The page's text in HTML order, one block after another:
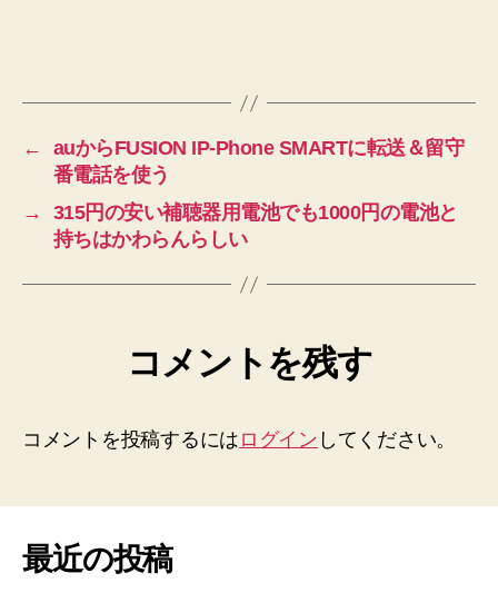
←
auからFUSION IP-Phone SMARTに転送＆留守
番電話を使う
→
315円の安い補聴器用電池でも1000円の電池と
持ちはかわらんらしい
コメントを残す
コメントを投稿するには ログイン してください。
最近の投稿